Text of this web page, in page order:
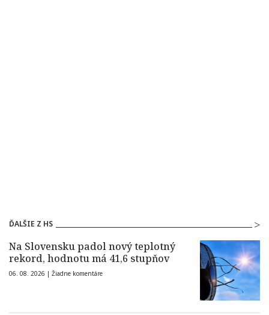
ĎALŠIE Z HS
Na Slovensku padol nový teplotný
rekord, hodnotu má 41,6 stupňov
06. 08. 2026 | Žiadne komentáre